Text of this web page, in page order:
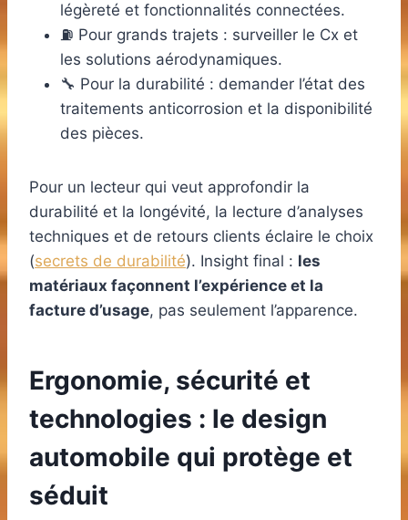
légèreté et fonctionnalités connectées.
⛽ Pour grands trajets : surveiller le Cx et
les solutions aérodynamiques.
🔧 Pour la durabilité : demander l’état des
traitements anticorrosion et la disponibilité
des pièces.
Pour un lecteur qui veut approfondir la
durabilité et la longévité, la lecture d’analyses
techniques et de retours clients éclaire le choix
(secrets de durabilité). Insight final : les
matériaux façonnent l’expérience et la
facture d’usage, pas seulement l’apparence.
Ergonomie, sécurité et
technologies : le design
automobile qui protège et
séduit